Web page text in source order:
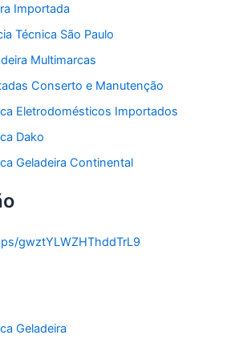
Importada
Técnica São Paulo
Multimarcas
Conserto e Manutenção
Eletrodomésticos Importados
Dako
Geladeira Continental
gwztYLWZHThddTrL9
Geladeira